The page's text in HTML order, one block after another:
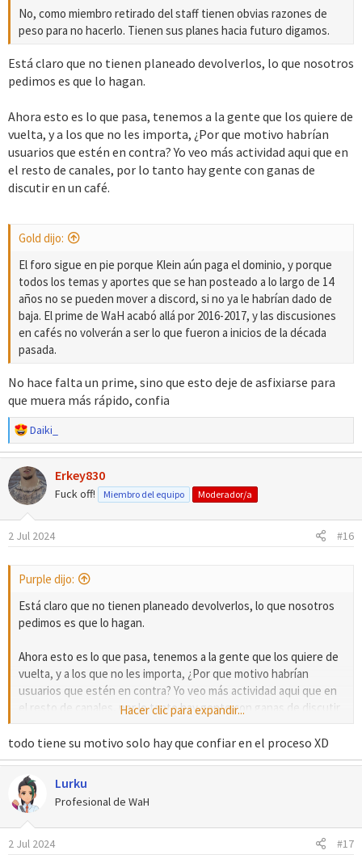
No, como miembro retirado del staff tienen obvias razones de
peso para no hacerlo. Tienen sus planes hacia futuro digamos.
Está claro que no tienen planeado devolverlos, lo que nosotros
pedimos es que lo hagan.
Ahora esto es lo que pasa, tenemos a la gente que los quiere de
vuelta, y a los que no les importa, ¿Por que motivo habrían
usuarios que estén en contra? Yo veo más actividad aqui que en
el resto de canales, por lo tanto hay gente con ganas de
discutir en un café.
Gold dijo:
El foro sigue en pie porque Klein aún paga el dominio, y porque
todos los temas y aportes que se han posteado a lo largo de 14
años no se pueden mover a discord, si no ya le habrían dado de
baja. El prime de WaH acabó allá por 2016-2017, y las discusiones
en cafés no volverán a ser lo que fueron a inicios de la década
pasada.
No hace falta un prime, sino que esto deje de asfixiarse para
que muera más rápido, confia
R
e
a
c
c
i
o
n
:
Daiki_
Erkey830
Fuck off! Miembro del equipo Moderador/a
2 Jul 2024 #16
Purple dijo:
Está claro que no tienen planeado devolverlos, lo que nosotros
pedimos es que lo hagan.
Ahora esto es lo que pasa, tenemos a la gente que los quiere de
vuelta, y a los que no les importa, ¿Por que motivo habrían
usuarios que estén en contra? Yo veo más actividad aqui que en
el resto de canales, por lo tanto hay gente con ganas de discutir
Hacer clic para expandir...
todo tiene su motivo solo hay que confiar en el proceso XD
Lurku
Profesional de WaH
2 Jul 2024 #17